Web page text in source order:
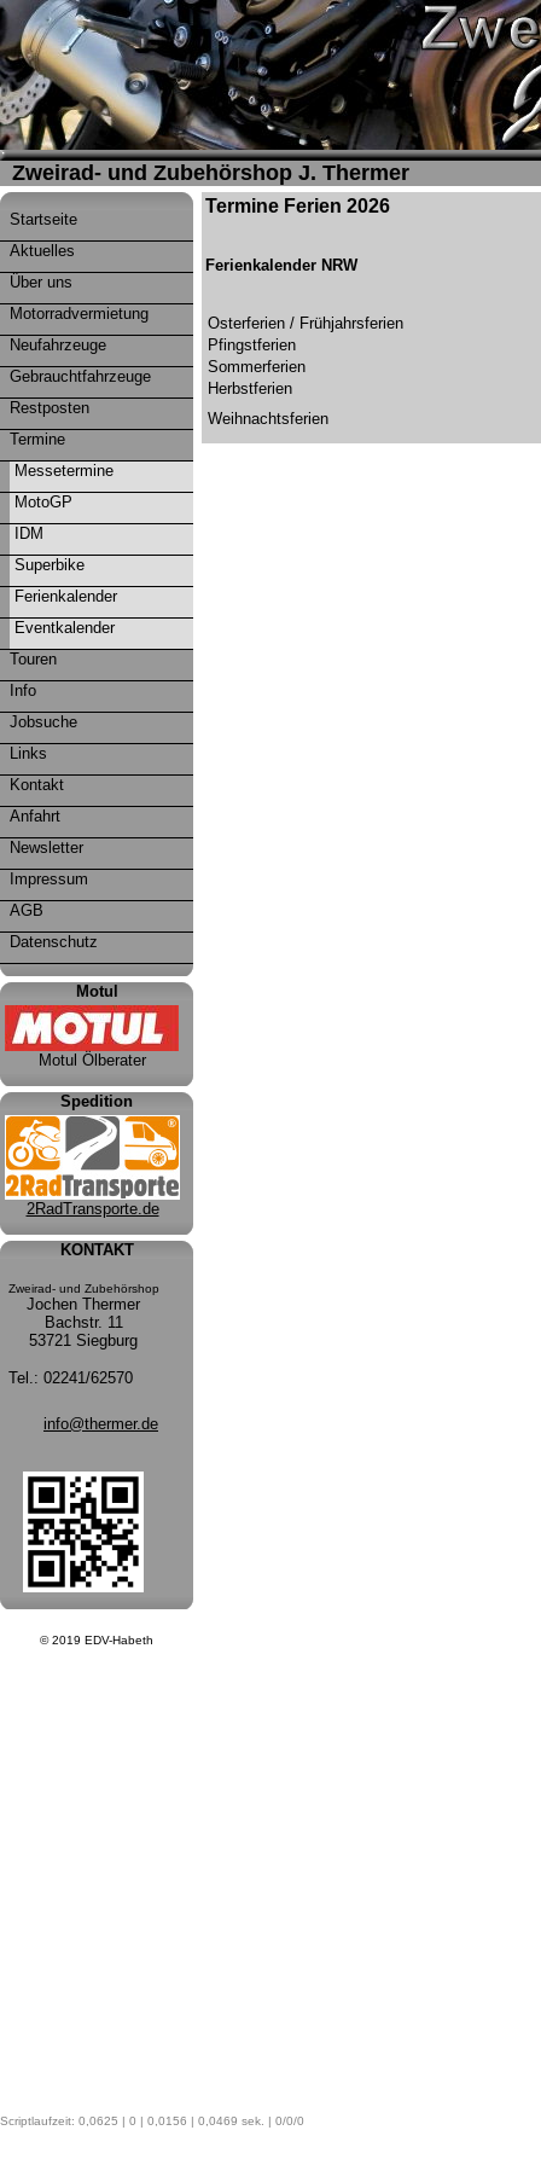
Zweirad- und Zubehörshop J. Thermer
Startseite
Aktuelles
Über uns
Motorradvermietung
Neufahrzeuge
Gebrauchtfahrzeuge
Restposten
Termine
Messetermine
MotoGP
IDM
Superbike
Ferienkalender
Eventkalender
Touren
Info
Jobsuche
Links
Kontakt
Anfahrt
Newsletter
Impressum
AGB
Datenschutz
Motul
Motul Ölberater
Spedition
2RadTransporte.de
KONTAKT
Zweirad- und Zubehörshop
Jochen Thermer
Bachstr. 11
53721 Siegburg
Tel.: 02241/62570
info@thermer.de
© 2019 EDV-Habeth
Termine Ferien 2026
Ferienkalender NRW
Osterferien / Frühjahrsferien
Pfingstferien
Sommerferien
Herbstferien
Weihnachtsferien
Scriptlaufzeit: 0,0625 | 0 | 0,0156 | 0,0469 sek. | 0/0/0